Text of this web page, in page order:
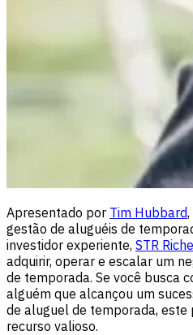
Apresentado por Tim Hubbard
gestão de aluguéis de
investidor experiente, STR
adquirir, operar e escalar um
de temporada. Se você busca
alguém que alcançou um
de aluguel de temporada, este
recurso valioso.